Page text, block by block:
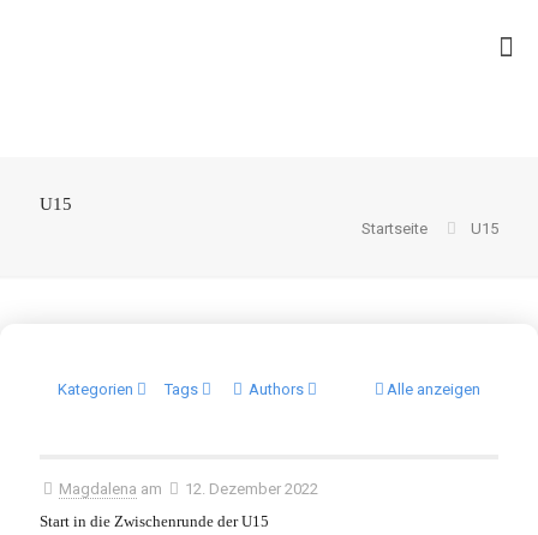
U15
Startseite U15
Kategorien Tags Authors Alle anzeigen
Magdalena am
12. Dezember 2022
Start in die Zwischenrunde der U15